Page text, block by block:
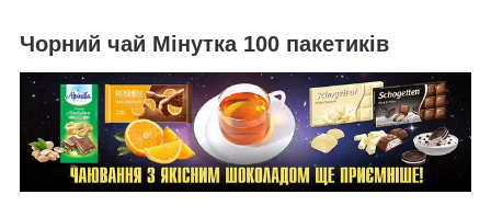
Чорний чай Мінутка 100 пакетиків